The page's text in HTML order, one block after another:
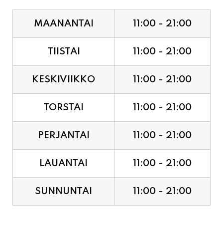
MAANANTAI 11:00 - 21:00
TIISTAI 11:00 - 21:00
KESKIVIIKKO 11:00 - 21:00
TORSTAI 11:00 - 21:00
PERJANTAI 11:00 - 21:00
LAUANTAI 11:00 - 21:00
SUNNUNTAI 11:00 - 21:00